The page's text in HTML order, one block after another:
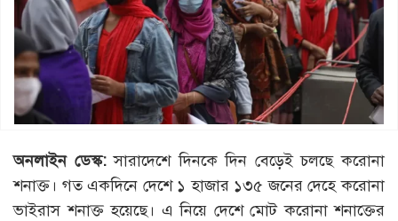
অনলাইন ডেস্ক:সারাদেশে দিনকে দিন বেড়েই চলছে করোনা
শনাক্ত। গত একদিনে দেশে ১ হাজার ১৩৫ জনের দেহে করোনা
ভাইরাস শনাক্ত হয়েছে। এ নিয়ে দেশে মোট করোনা শনাক্তের